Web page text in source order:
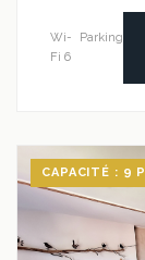
Wi-
Fi 6
Parking
CAPACITÉ : 9